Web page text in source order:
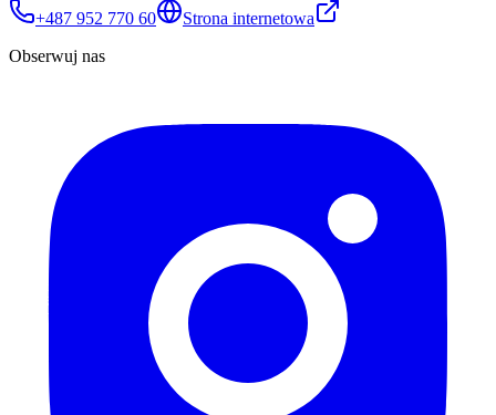
+487 952 770 60
Strona internetowa
Obserwuj nas